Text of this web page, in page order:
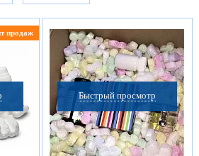
продаж
Быстрый просмотр